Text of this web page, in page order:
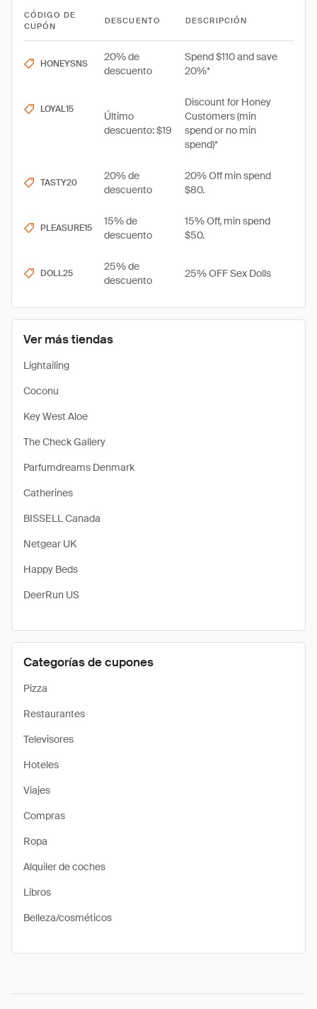
Ver más tiendas
Lightailing
Coconu
Key West Aloe
The Check Gallery
Parfumdreams Denmark
Catherines
BISSELL Canada
Netgear UK
Happy Beds
DeerRun US
Categorías de cupones
Pizza
Restaurantes
Televisores
Hoteles
Viajes
Compras
Ropa
Alquiler de coches
Libros
Belleza/cosméticos
CÓDIGO DE
CUPÓN
DESCUENTO DESCRIPCIÓN
HONEYSNS
20% de
descuento
Spend $110 and save
20%*
LOYAL15
Último
descuento: $19
Discount for Honey
Customers (min
spend or no min
spend)*
TASTY20
20% de
descuento
20% Off min spend
$80.
PLEASURE15
15% de
descuento
15% Off, min spend
$50.
DOLL25
25% de
descuento
25% OFF Sex Dolls